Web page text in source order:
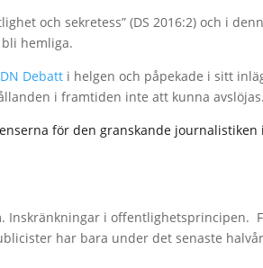
och sekretess” (DS 2016:2) och i
hemliga.
DN Debatt i helgen och påpekade i sitt
i framtiden inte att kunna avslöjas.
för den granskande journalistiken
Inskränkningar i offentlighetsprincipen.
har bara under det senaste